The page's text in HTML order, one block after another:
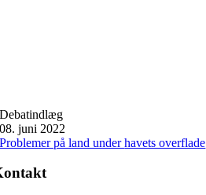
Debatindlæg
08. juni 2022
Problemer på land under havets overflade